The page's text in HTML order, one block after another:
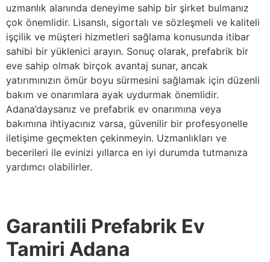
uzmanlık alanında deneyime sahip bir şirket bulmanız
çok önemlidir. Lisanslı, sigortalı ve sözleşmeli ve kaliteli
işçilik ve müşteri hizmetleri sağlama konusunda itibar
sahibi bir yüklenici arayın. Sonuç olarak, prefabrik bir
eve sahip olmak birçok avantaj sunar, ancak
yatırımınızın ömür boyu sürmesini sağlamak için düzenli
bakım ve onarımlara ayak uydurmak önemlidir.
Adana’daysanız ve prefabrik ev onarımına veya
bakımına ihtiyacınız varsa, güvenilir bir profesyonelle
iletişime geçmekten çekinmeyin. Uzmanlıkları ve
becerileri ile evinizi yıllarca en iyi durumda tutmanıza
yardımcı olabilirler.
Garantili Prefabrik Ev
Tamiri Adana